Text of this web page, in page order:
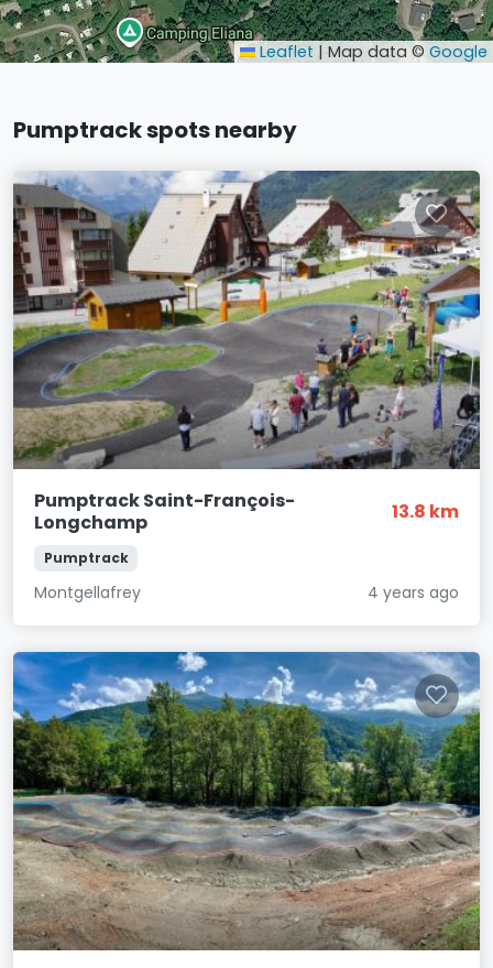
Leaflet | Map data © Google
Pumptrack spots nearby
Pumptrack Saint-François-
Longchamp
13.8 km
Pumptrack
Montgellafrey 4 years ago